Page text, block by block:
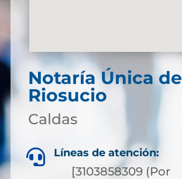
Notaría Única de
Riosucio
Caldas
 Líneas de atención:
[3103858309 (Por